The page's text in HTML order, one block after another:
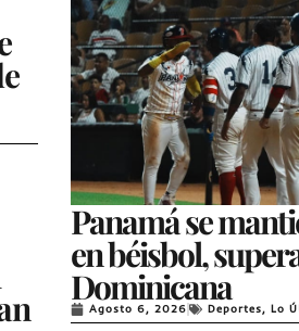
Panamá se
en béisbol,
Dominicana
Agosto 6, 2026 Deportes,Lo